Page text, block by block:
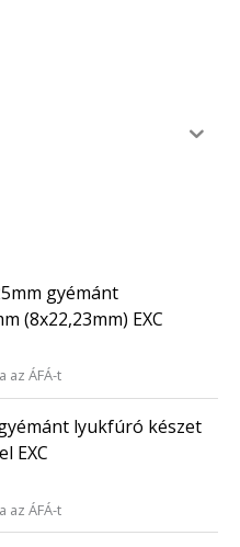
gyémánt
(8x22,23mm) EXC
az ÁFÁ-t
lyukfúró készet
EXC
az ÁFÁ-t